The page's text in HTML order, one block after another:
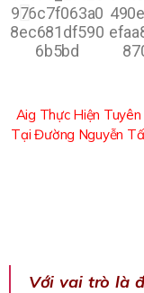
Aig Thực Hiện
Tại Đường Nguyễn
Với vai trò là